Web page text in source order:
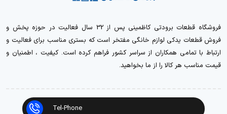
فروشگاه قطعات برودتی کاظمینی پس از 32 سال فعالیت در حوزه پخش و
فروش قطعات یدکی لوازم خانگی مفتخر است که بستری مناسب برای فعالیت و
ارتباط با تمامی همکاران از سراسر کشور فراهم کرده است. کیفیت ، اطمنیان و
قیمت مناسب هر کالا را از ما بخواهید.
Tel-Phone